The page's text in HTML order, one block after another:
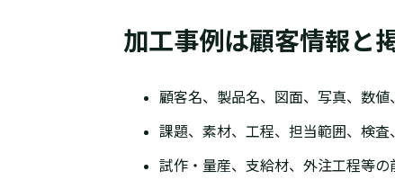
加工事例は顧客情報と
顧客名、製品名、図面、写真、数値
課題、素材、工程、担当範囲、検査
試作・量産、支給材、外注工程等の